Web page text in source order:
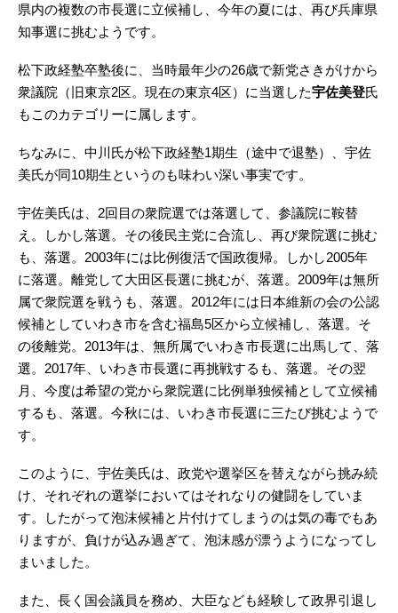
県内の複数の市長選に立候補し、今年の夏には、再び兵庫県
知事選に挑むようです。
松下政経塾卒塾後に、当時最年少の26歳で新党さきがけから
衆議院（旧東京2区。現在の東京4区）に当選した宇佐美登氏
もこのカテゴリーに属します。
ちなみに、中川氏が松下政経塾1期生（途中で退塾）、宇佐
美氏が同10期生というのも味わい深い事実です。
宇佐美氏は、2回目の衆院選では落選して、参議院に鞍替
え。しかし落選。その後民主党に合流し、再び衆院選に挑む
も、落選。2003年には比例復活で国政復帰。しかし2005年
に落選。離党して大田区長選に挑むが、落選。2009年は無所
属で衆院選を戦うも、落選。2012年には日本維新の会の公認
候補としていわき市を含む福島5区から立候補し、落選。そ
の後離党。2013年は、無所属でいわき市長選に出馬して、落
選。2017年、いわき市長選に再挑戦するも、落選。その翌
月、今度は希望の党から衆院選に比例単独候補として立候補
するも、落選。今秋には、いわき市長選に三たび挑むようで
す。
このように、宇佐美氏は、政党や選挙区を替えながら挑み続
け、それぞれの選挙においてはそれなりの健闘をしていま
す。したがって泡沫候補と片付けてしまうのは気の毒でもあ
りますが、負けが込み過ぎて、泡沫感が漂うようになってし
まいました。
また、長く国会議員を務め、大臣なども経験して政界引退し